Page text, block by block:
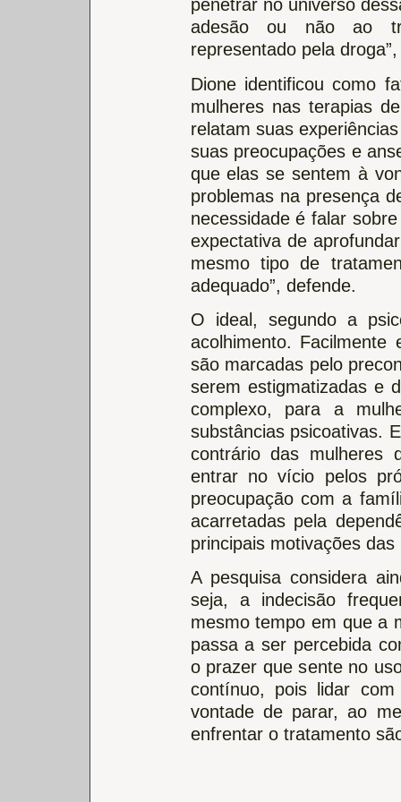
penetrar no universo
adesão ou não ao
representado pela
Dione identificou como
mulheres nas terapias
relatam suas
suas preocupações e
que elas se sentem à
problemas na presença
necessidade é falar
expectativa de
mesmo tipo de
adequado”, defende.
O ideal, segundo a
acolhimento.
são marcadas pelo
serem estigmatizadas e
complexo, para a
substâncias psicoativas.
contrário das mulheres
entrar no vício pelos
preocupação com a
acarretadas pela
principais motivações
A pesquisa considera
seja, a indecisão
mesmo tempo em que a
passa a ser percebida
o prazer que sente no
contínuo, pois lidar
vontade de parar, ao
enfrentar o tratamento